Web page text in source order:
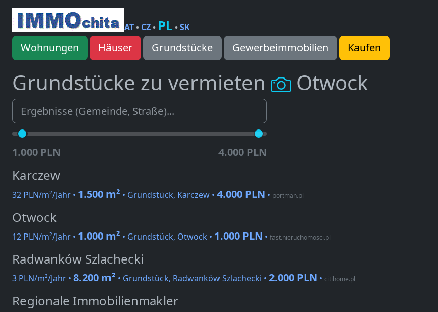
AT• CZ• PL •SK
Wohnungen Häuser Grundstücke Gewerbeimmobilien Kaufen
Grundstücke zu vermieten Otwock
1.000 PLN 4.000 PLN
Karczew
32 PLN/m²/Jahr • 1.500 m² • Grundstück, Karczew • 4.000 PLN • portman.pl
Otwock
12 PLN/m²/Jahr • 1.000 m² • Grundstück, Otwock • 1.000 PLN • fast.nieruchomosci.pl
Radwanków Szlachecki
3 PLN/m²/Jahr • 8.200 m² • Grundstück, Radwanków Szlachecki • 2.000 PLN • citihome.pl
Regionale Immobilienmakler